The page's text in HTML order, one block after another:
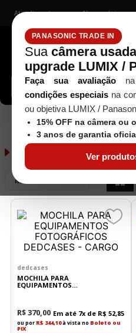
PANASONIC TRADE IN
Sua câmera usada
upgrade LUMIX /
Faça sua avaliação
condições especiaisna
ou objetiva LUMIX /
15% OFF na câmera ou
3 anos de garantia
Ver
Atendimento Nossas lojas
Buscar câmeras, lentes,
dedcases
dedcases
Mais Recentes
dedcases
MOCHILA PARA
EQUIPAMENTOS
FOTOGRÁFICOS DEDCASES -
R$370 00 Em até 7x de R$ 52,85
ou por R$ 344,10à vista no Boleto ou
PIX